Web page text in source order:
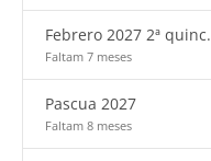
Febrero 2027 2ª quinc.
Faltam 7 meses
Pascua 2027
Faltam 8 meses